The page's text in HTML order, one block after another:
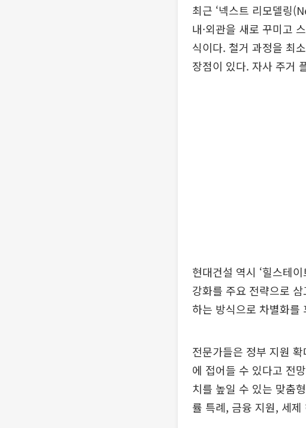
최근 ‘넥스트 리모델링
내·외관을 새로 꾸미고
식이다. 철거 과정을 최
장점이 있다. 자사 주거
현대건설 역시 ‘힐스테
강화를 주요 전략으로
하는 방식으로 차별화를
전문가들은 정부 지원
에 접어들 수 있다고 전
치를 높일 수 있는 맞춤
률 특례, 금융 지원, 세